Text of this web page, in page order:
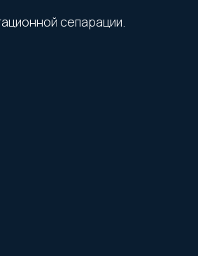
сепарации.